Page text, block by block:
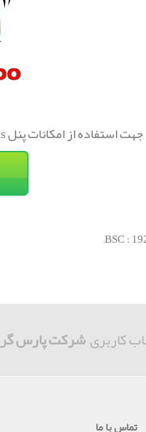
جهت استفاده از امکانات پنل sms کافیست عدد 2000 را به 10001391 ارسال فرمایید.
کاربریشرکت پارس
تماس با ما